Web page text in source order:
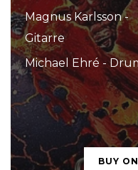
Magnus Karlsson -
Gitarre
Michael Ehré -
BUY